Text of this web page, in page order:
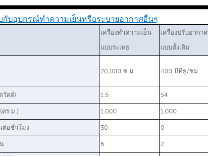
บกับอุปกรณ์ทำความเย็นหรือระบายอากาศอื่นๆ
เครื่องทำความเย็น
แบบระเหย
เครื่องปรับอากาศ
แบบดั้งเดิม
20,000 ซ.ม 400 บีทียู/ชม
วัตต์) 1.5 54
ร.ม.) 1,000 1,000
ต่อชั่วโมง 30 0
6 2